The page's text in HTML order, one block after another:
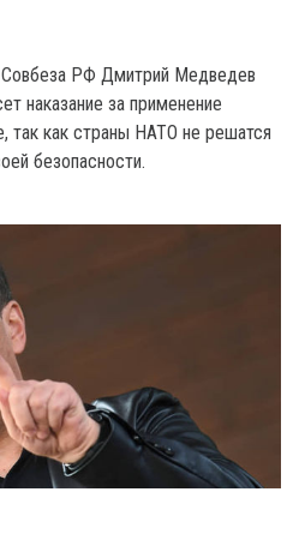
Совбеза РФ Дмитрий Медведев
наказание за применение
так как страны НАТО не решатся
безопасности.